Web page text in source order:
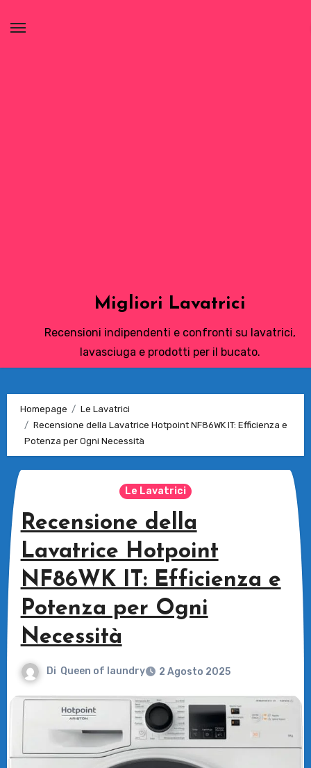
Migliori Lavatrici
Recensioni indipendenti e confronti su lavatrici,
lavasciuga e prodotti per il bucato.
Homepage
Le Lavatrici
Recensione della Lavatrice Hotpoint NF86WK IT: Efficienza e
Potenza per Ogni Necessità
Le Lavatrici
Recensione della
Lavatrice Hotpoint
NF86WK IT: Efficienza e
Potenza per Ogni
Necessità
Di Queen of laundry 2 Agosto 2025